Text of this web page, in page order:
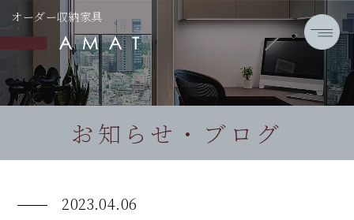
オーダー収納家具
お知らせ・ブログ
2023.04.06